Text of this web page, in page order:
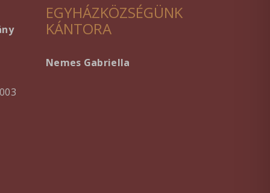
EGYHÁZKÖZSÉGÜNK
KÁNTORA
Nemes Gabriella